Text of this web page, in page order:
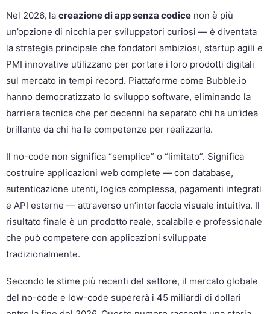
Nel 2026, la creazione di app senza codice non è più
un’opzione di nicchia per sviluppatori curiosi — è diventata
la strategia principale che fondatori ambiziosi, startup agili e
PMI innovative utilizzano per portare i loro prodotti digitali
sul mercato in tempi record. Piattaforme come Bubble.io
hanno democratizzato lo sviluppo software, eliminando la
barriera tecnica che per decenni ha separato chi ha un’idea
brillante da chi ha le competenze per realizzarla.
Il no-code non significa “semplice” o “limitato”. Significa
costruire applicazioni web complete — con database,
autenticazione utenti, logica complessa, pagamenti integrati
e API esterne — attraverso un’interfaccia visuale intuitiva. Il
risultato finale è un prodotto reale, scalabile e professionale
che può competere con applicazioni sviluppate
tradizionalmente.
Secondo le stime più recenti del settore, il mercato globale
del no-code e low-code supererà i 45 miliardi di dollari